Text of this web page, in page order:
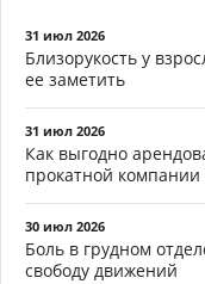
31 июл 2026
Близорукость у
ее заметить
31 июл 2026
Как выгодно
прокатной
30 июл 2026
Боль в грудном
свободу движений